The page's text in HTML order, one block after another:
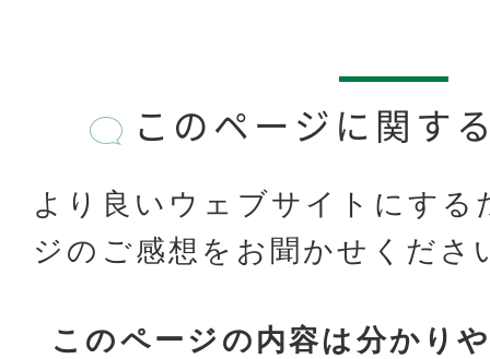
このページに関す
より良いウェブサイトにする
ジのご感想をお聞かせくださ
このページの内容は分かり